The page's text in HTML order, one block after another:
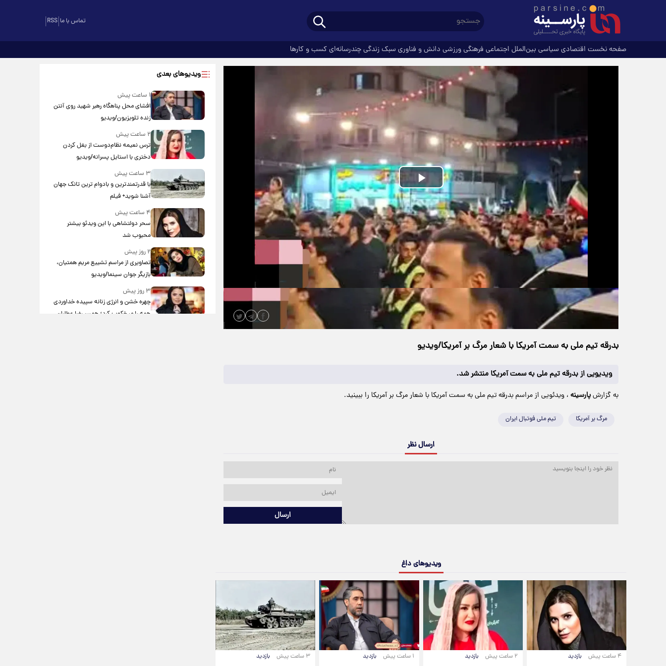
RSS تماس با ما
صفحه نخست اقتصادی سیاسی بین‌الملل اجتماعی فرهنگیورزشی دانش و فناوری سبک زندگیچندرسانه‌ای کسب و کارها
Play
Video
حجم ویدیو: 12.07M |مدت زمان ویدیو: 00:00:59
خانه>چندرسانه‌ای ۲۴ اردیبهشت ۱۴۰۵ ۱۳:۲۹49 بازدید دانلود
بدرقه تیم ملی به سمت آمریکا با شعار مرگ بر آمریکا/ویدیو
ویدیویی از بدرقه تیم ملی به سمت آمریکا منتشر شد.
به گزارشپارسینه ، ویدئویی از مراسم بدرقه تیم ملی به سمت آمریکا با شعار مرگ بر آمریکا را ببینید.
مرگ بر آمریکا تیم ملی فوتبال ایران
ارسال نظر
ارسال
ویدیوهای داغ
۴ ساعت پیش بازدید ۲ ساعت پیش بازدید ۱ ساعت پیش بازدید ۳ ساعت پیش بازدید
ویدیوهای بعدی
۱ ساعت پیش
افشای محل پناهگاه‌ رهبر شهید روی آنتن
زنده تلویزیون/ویدیو
۲ ساعت پیش
ترس نعیمه نظام‌دوست از بغل کردن
دختری با استایل پسرانه/ویدیو
۳ ساعت پیش
با قدرتمندترین و بادوام ترین تانک جهان
آشنا شوید+ فیلم
۴ ساعت پیش
سحر دولتشاهی با این ویدئو بیشتر
محبوب شد
۲ روز پیش
تصاویری از مراسم تشییع مریم همتیان،
بازیگر جوان سینما/ویدیو
۳ روز پیش
چهره خشن و انرژی زنانه سپیده خداوردی
همه را میخکوب کرد؛ همسر رضا عطاران